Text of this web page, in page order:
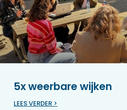
5x weerbare wijken
LEES VERDER >